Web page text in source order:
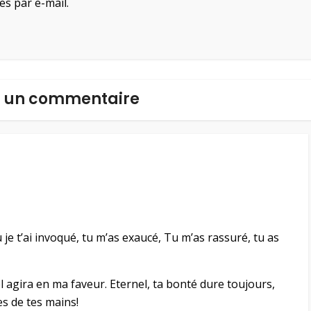
un commentaire
t’ai invoqué, tu m’as exaucé, Tu m’as rassuré, tu as
agira en ma faveur. Eternel, ta bonté dure toujours,
de tes mains!